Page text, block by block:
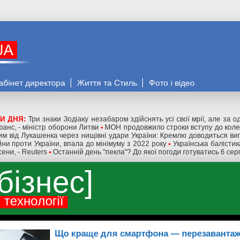
директора Життя та Стиль Фото і відео
ДНЯ:Три знаки Зодіаку незабаром здійснять усі свої мрії, але за
- міністр оборони Литви • МОН продовжило строки вступу до
від Лукашенка через нищівні удари України: Кремлю доводиться
проти України, впала до мінімуму з 2022 року • Українська
- Reuters • Останній день "пекла"? До якої погоди готуватись 6
технології
Що краще для смартфона —